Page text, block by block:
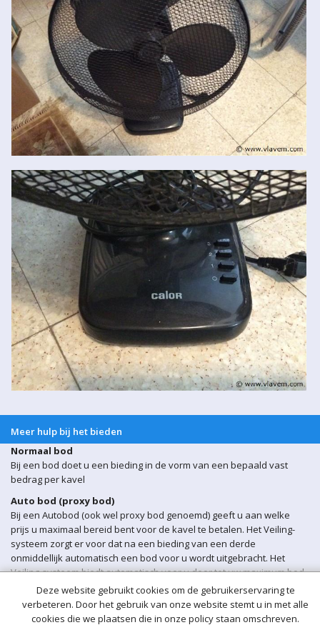
Meer hulp bij het bieden
Normaal bod
Bij een bod doet u een bieding in de vorm van een bepaald vast
bedrag per kavel
Auto bod (proxy bod)
Bij een Autobod (ook wel proxy bod genoemd) geeft u aan welke
prijs u maximaal bereid bent voor de kavel te betalen. Het Veiling-
systeem zorgt er voor dat na een bieding van een derde
onmiddellijk automatisch een bod voor u wordt uitgebracht. Het
Veiling-systeem biedt automatisch voor u door tot uw maximum bod
is bereikt.
Sluitingsmoment kavel
Indien er op een bepaald moment een bieding op een kavel wordt
Deze website gebruikt cookies om de gebruikerservaring te
verbeteren. Door het gebruik van onze website stemt u in met alle
cookies die we plaatsen die in onze policy staan omschreven.